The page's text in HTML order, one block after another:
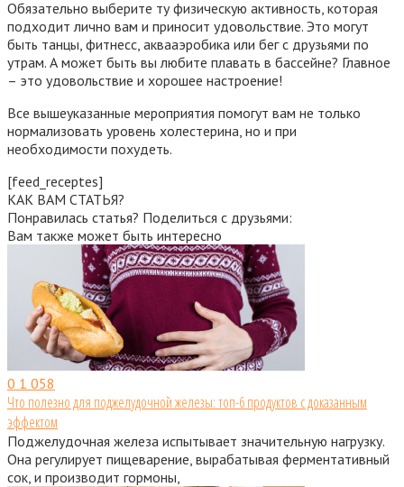
Обязательно выберите ту физическую активность, которая
подходит лично вам и приносит удовольствие. Это могут
быть танцы, фитнесс, аквааэробика или бег с друзьями по
утрам. А может быть вы любите плавать в бассейне? Главное
– это удовольствие и хорошее настроение!
Все вышеуказанные мероприятия помогут вам не только
нормализовать уровень холестерина, но и при
необходимости похудеть.
[feed_receptes]
КАК ВАМ СТАТЬЯ?
Понравилась статья? Поделиться с друзьями:
Вам также может быть интересно
0 1 058
Что полезно для поджелудочной железы: топ-6 продуктов с доказанным
эффектом
Поджелудочная железа испытывает значительную нагрузку.
Она регулирует пищеварение, вырабатывая ферментативный
сок, и производит гормоны,